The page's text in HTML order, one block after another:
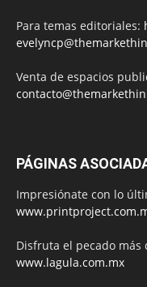
Para temas editoriales:
Venta de espacios
PÁGINAS
Impresiónate con lo
Disfruta el pecado más
www.lagula.com.mx